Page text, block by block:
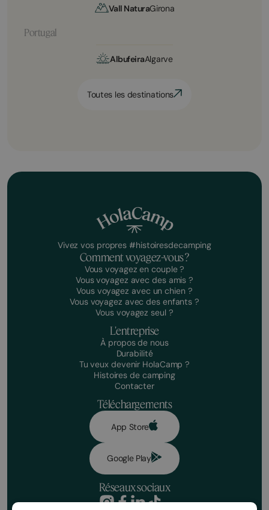
Vall NaturaGirona
Portugal
AlbufeiraAlgarve
Toutes les destinations
Vivez vos propres #histoiresdecamping
Comment voyagez-vous ?
Vous voyagez en couple ?
Vous voyagez avec des amis ?
Vous voyagez avec un chien ?
Vous voyagez avec des enfants ?
Vous voyagez seul ?
L'entreprise
À propos de nous
Durabilité
Tu veux devenir HolaCamp ?
Histoires de camping
Contacter
Téléchargements
App Store
Google Play
Réseaux sociaux